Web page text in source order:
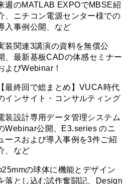
週のMATLAB EXPOでMBSE紹
、ニチコン電源センター様での
入事例公開、など
装関連3講演の資料を無償公
、最新基板CADの体感セミナー
よびWebinar！
【最終回で総まとめ】VUCA時代
インサイト・コンサルティング
装設計専用データ管理システム
Webinar公開、E3.series のニ
ースおよび導入事例を3件ご紹
、など
の球体に機能とデザイン
落とし込む試作奮闘記、Design